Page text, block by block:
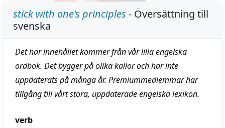
stick with one's principles - Översättning till
svenska
Det här innehållet kommer från vår lilla engelska
ordbok. Det bygger på olika källor och har inte
uppdaterats på många år. Premiummedlemmar har
tillgång till vårt stora, uppdaterade engelska lexikon.
verb